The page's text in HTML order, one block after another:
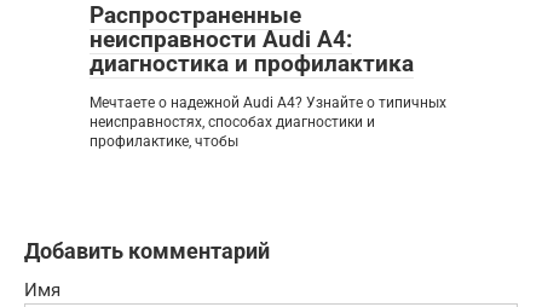
Распространенные
неисправности Audi A4:
диагностика и профилактика
Мечтаете о надежной Audi A4? Узнайте о типичных
неисправностях, способах диагностики и
профилактике, чтобы
Добавить комментарий
Имя